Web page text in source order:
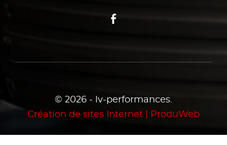
© 2026 - lv-performances.
Création de sites Internet | ProduWeb